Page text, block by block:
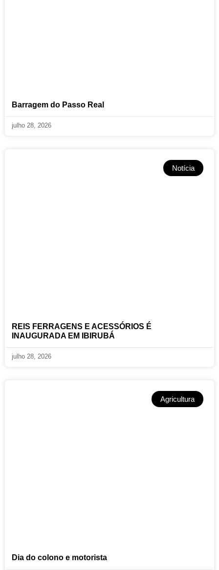
Barragem do Passo Real
julho 28, 2026
Notícia
REIS FERRAGENS E ACESSÓRIOS É
INAUGURADA EM IBIRUBÁ
julho 28, 2026
Agricultura
Dia do colono e motorista